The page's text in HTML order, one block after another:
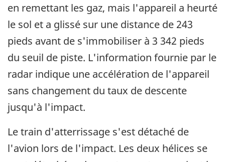
en remettant les gaz, mais l'appareil a heurté
le sol et a glissé sur une distance de 243
pieds avant de s'immobiliser à 3 342 pieds
du seuil de piste. L'information fournie par le
radar indique une accélération de l'appareil
sans changement du taux de descente
jusqu'à l'impact.
Le train d'atterrissage s'est détaché de
l'avion lors de l'impact. Les deux hélices se